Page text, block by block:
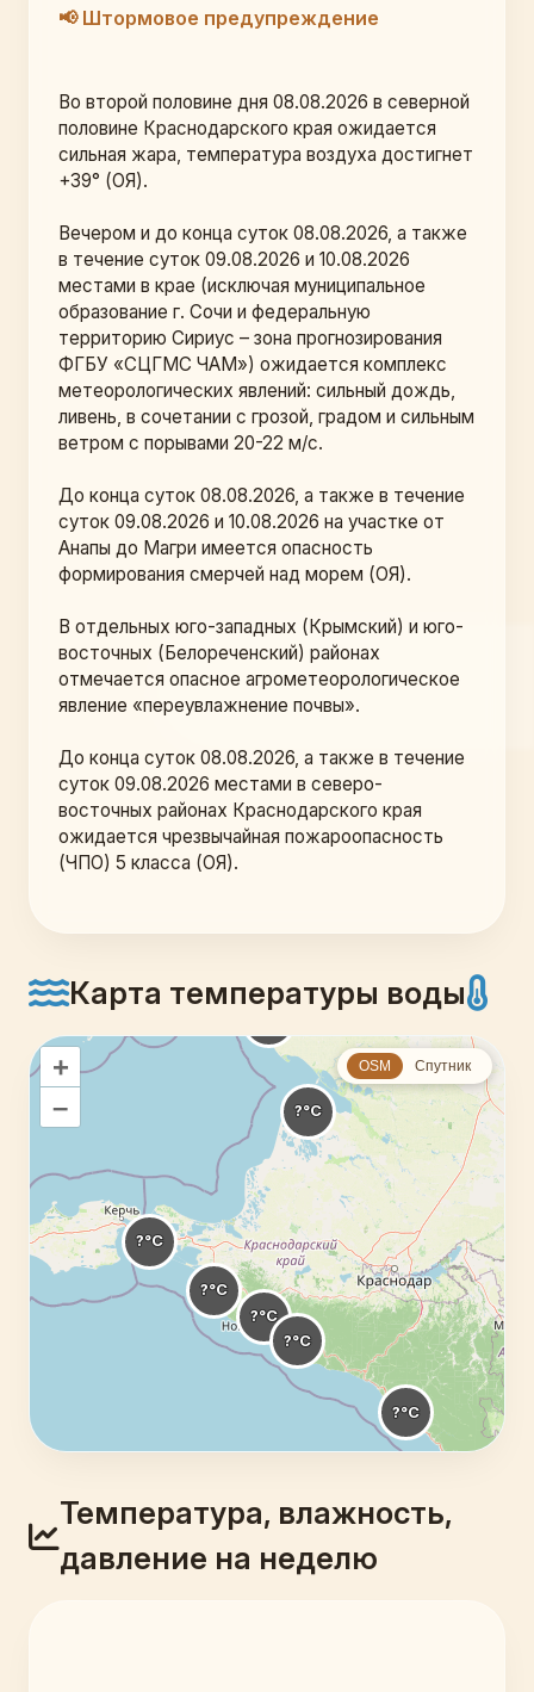
📢 Штормовое предупреждение
Во второй половине дня 08.08.2026 в северной
половине Краснодарского края ожидается
сильная жара, температура воздуха достигнет
+39° (ОЯ).
Вечером и до конца суток 08.08.2026, а также
в течение суток 09.08.2026 и 10.08.2026
местами в крае (исключая муниципальное
образование г. Сочи и федеральную
территорию Сириус – зона прогнозирования
ФГБУ «СЦГМС ЧАМ») ожидается комплекс
метеорологических явлений: сильный дождь,
ливень, в сочетании с грозой, градом и сильным
ветром с порывами 20-22 м/с.
До конца суток 08.08.2026, а также в течение
суток 09.08.2026 и 10.08.2026 на участке от
Анапы до Магри имеется опасность
формирования смерчей над морем (ОЯ).
В отдельных юго-западных (Крымский) и юго-
восточных (Белореченский) районах
отмечается опасное агрометеорологическое
явление «переувлажнение почвы».
До конца суток 08.08.2026, а также в течение
суток 09.08.2026 местами в северо-
восточных районах Краснодарского края
ожидается чрезвычайная пожароопасность
(ЧПО) 5 класса (ОЯ).
Карта температуры воды
OSM Спутник
+
–
Температура, влажность,
давление на неделю